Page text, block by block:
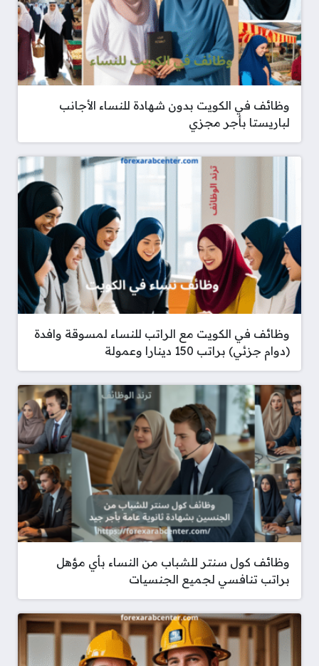
وظائف في الكويت بدون شهادة للنساء الأجانب
لباريستا بأجر مجزي
وظائف في الكويت مع الراتب للنساء لمسوقة وافدة
(دوام جزئي) براتب 150 دينارا وعمولة
وظائف كول سنتر للشباب من النساء بأي مؤهل
براتب تنافسي لجميع الجنسيات